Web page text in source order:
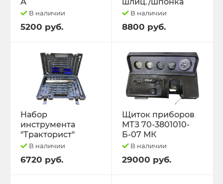
В наличии
5200 руб.
В наличии
8800 руб.
Набор
инструмента
"Тракторист"
В наличии
6720 руб.
Щиток приборов
МТЗ 70-3801010-
Б-07 МК
В наличии
29000 руб.